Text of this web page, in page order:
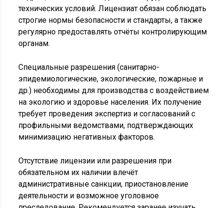
технических условий. Лицензиат обязан соблюдать
строгие нормы безопасности и стандарты, а также
регулярно предоставлять отчёты контролирующим
органам.
Специальные разрешения (санитарно-
эпидемиологические, экологические, пожарные и
др.) необходимы для производства с воздействием
на экологию и здоровье населения. Их получение
требует проведения экспертиз и согласований с
профильными ведомствами, подтверждающих
минимизацию негативных факторов.
Отсутствие лицензии или разрешения при
обязательном их наличии влечёт
административные санкции, приостановление
деятельности и возможное уголовное